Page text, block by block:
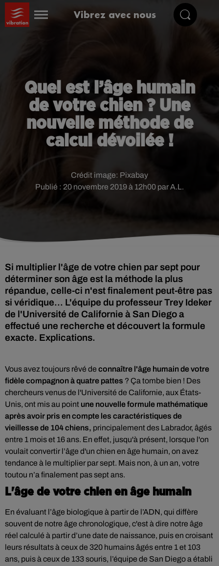
Vibrez avec nous
Quel est l’âge humain
de votre chien ? Une
nouvelle méthode de
calcul dévoilée !
Publié : 20 novembre 2019 à 12h00 par A.L.
Crédit image: Pixabay
Si multiplier l'âge de votre chien par sept pour
déterminer son âge est la méthode la plus
répandue, celle-ci n'est finalement peut-être pas
si véridique... L'équipe du professeur Trey Ideker
de l'Université de Californie à San Diego a
effectué une recherche et découvert la formule
exacte. Explications.
Vous avez toujours rêvé de connaître l'âge humain de votre
fidèle compagnon à quatre pattes ? Ça tombe bien ! Des
chercheurs venus de l'Université de Californie, aux États-
Unis, ont mis au point une nouvelle formule mathématique
après avoir pris en compte les caractéristiques de
vieillesse de 104 chiens, principalement des Labrador, âgés
entre 1 mois et 16 ans. En effet, jusqu'à présent, lorsque l'on
voulait convertir l’âge d'un chien en âge humain, on avez
tendance à le multiplier par sept. Mais non, à un an, votre
toutou n’a finalement pas sept ans.
L'âge de votre chien en âge humain
En évaluant l’âge biologique à partir de l’ADN, qui diffère
souvent de notre âge chronologique, c'est à dire notre âge
réel calculé à partir d’une date de naissance, puis en croisant
leurs résultats à ceux de 320 humains âgés entre 1 et 103
ans, puis à ceux de 133 souris, l’équipe de San Diego a établi